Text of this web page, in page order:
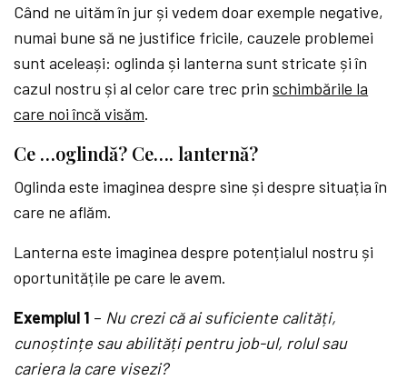
Când ne uităm în jur și vedem doar exemple negative,
numai bune să ne justifice fricile, cauzele problemei
sunt aceleași: oglinda și lanterna sunt stricate și în
cazul nostru și al celor care trec prinschimbările la
care noi încă visăm.
Ce …oglindă? Ce…. lanternă?
Oglinda este imaginea despre sine și despre situația în
care ne aflăm.
Lanterna este imaginea despre potențialul nostru și
oportunitățile pe care le avem.
Exemplul 1 – Nu crezi că ai suficiente calități,
cunoștințe sau abilități pentru job-ul, rolul sau
cariera la care visezi?